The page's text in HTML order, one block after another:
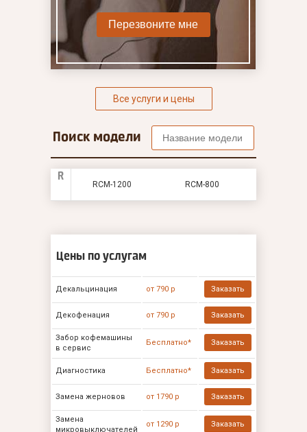
Перезвоните мне
Все услуги и цены
Поиск модели
R
RCM-1200 RCM-800
Цены по услугам
Декальцинация от 790 р Заказать
Декофенация от 790 р Заказать
Забор кофемашины
в сервис
Бесплатно* Заказать
Диагностика Бесплатно* Заказать
Замена жерновов от 1790 р Заказать
Замена
микровыключателей
от 1290 р Заказать